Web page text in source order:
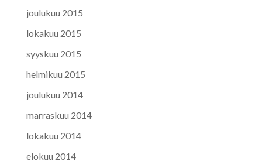
joulukuu 2015
lokakuu 2015
syyskuu 2015
helmikuu 2015
joulukuu 2014
marraskuu 2014
lokakuu 2014
elokuu 2014